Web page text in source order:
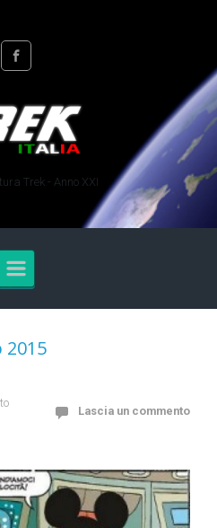
Trek - Anno XXI
2015
Lascia un commento